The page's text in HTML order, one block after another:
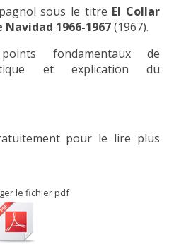
sous le titre El Collar
1966-1967(1967).
fondamentaux de
et explication du
pour le lire plus
le fichier pdf